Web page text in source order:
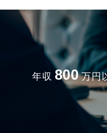
年収 800 万円